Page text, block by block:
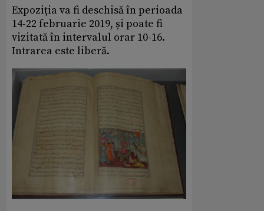
Expoziția va fi deschisă în perioada
14-22 februarie 2019, și poate fi
vizitată în intervalul orar 10-16.
Intrarea este liberă.